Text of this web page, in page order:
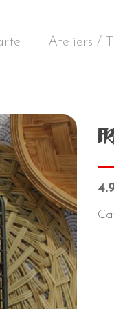
Ateliers /